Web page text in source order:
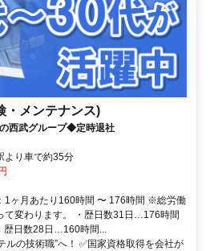
・メンテナンス)
西武グループ◆定時退社
より車で約35分
1ヶ月あたり160時間 〜 176時間 ※総労働
て変わります。 ・歴日数31日…176時間
日数28日…160時間...
ルの技術職”へ！ ✅国家資格取得を会社が